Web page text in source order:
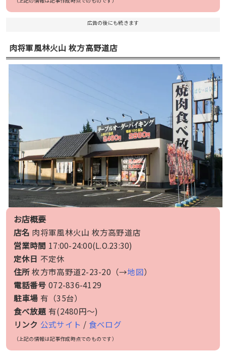
広告の後にも続きます
肉将軍風林火山 枚方高野道店
お店概要
店名 肉将軍風林火山 枚方高野道店
営業時間 17:00-24:00(L.O.23:30)
定休日 不定休
住所枚方市高野道2-23-20（→地図）
電話番号 072-836-4129
駐車場 有（35台）
食べ放題 有(2480円〜)
リンク 公式サイト / 食べログ
（上記の情報は記事作成時点でのものです）